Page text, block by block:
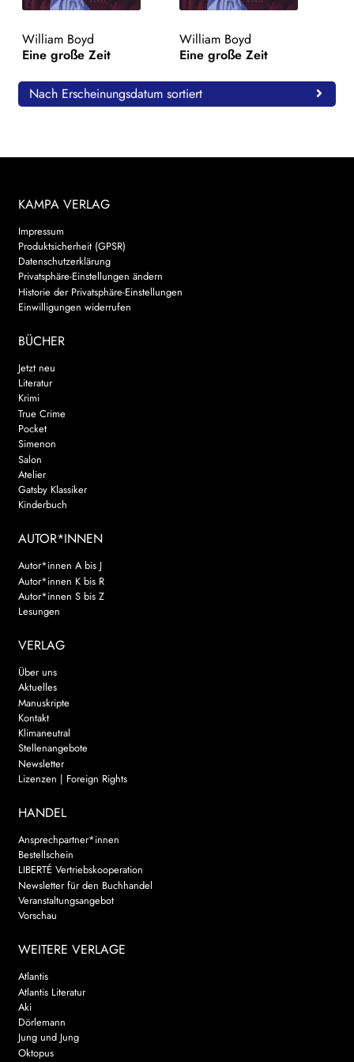
Search:
William Boyd
Eine große Zeit
William Boyd
Eine große Zeit
Nach Erscheinungsdatum sortiert
KAMPA VERLAG
Impressum
Produktsicherheit (GPSR)
Datenschutzerklärung
Privatsphäre-Einstellungen ändern
Historie der Privatsphäre-Einstellungen
Einwilligungen widerrufen
BÜCHER
Jetzt neu
Literatur
Krimi
True Crime
Pocket
Simenon
Salon
Atelier
Gatsby Klassiker
Kinderbuch
AUTOR*INNEN
Autor*innen A bis J
Autor*innen K bis R
Autor*innen S bis Z
Lesungen
VERLAG
Über uns
Aktuelles
Manuskripte
Kontakt
Klimaneutral
Stellenangebote
Newsletter
Lizenzen | Foreign Rights
HANDEL
Ansprechpartner*innen
Bestellschein
LIBERTÉ Vertriebskooperation
Newsletter für den Buchhandel
Veranstaltungsangebot
Vorschau
WEITERE VERLAGE
Atlantis
Atlantis Literatur
Aki
Dörlemann
Jung und Jung
Oktopus